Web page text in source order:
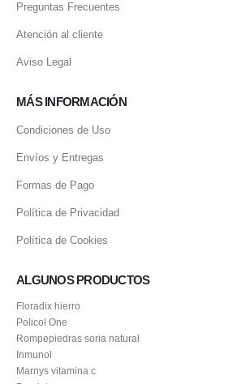
Preguntas Frecuentes
Atención al cliente
Aviso Legal
MÁS INFORMACIÓN
Condiciones de Uso
Envíos y Entregas
Formas de Pago
Política de Privacidad
Política de Cookies
ALGUNOS PRODUCTOS
Floradix hierro
Policol One
Rompepiedras soria natural
Inmunol
Marnys vitamina c